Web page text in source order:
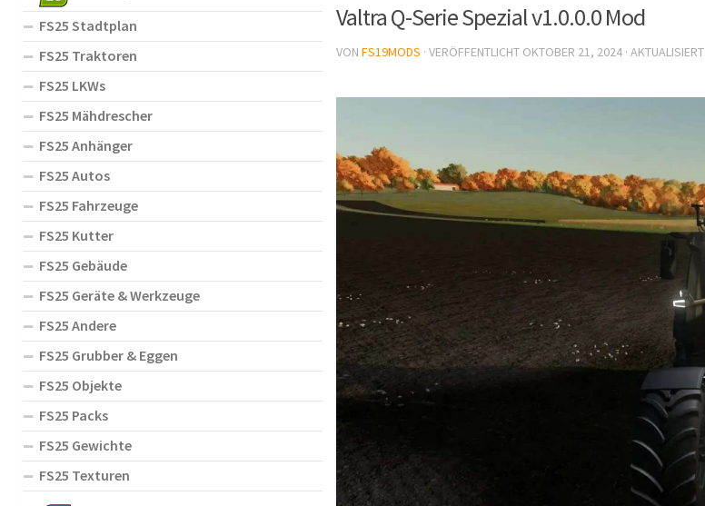
Valtra Q-Serie Spezial v1.0.0.0 Mod
VON FS19MODS · VERÖFFENTLICHT OKTOBER 21, 2024 · AKTUALISIERT
FS25 Stadtplan
FS25 Traktoren
FS25 LKWs
FS25 Mähdrescher
FS25 Anhänger
FS25 Autos
FS25 Fahrzeuge
FS25 Kutter
FS25 Gebäude
FS25 Geräte & Werkzeuge
FS25 Andere
FS25 Grubber & Eggen
FS25 Objekte
FS25 Packs
FS25 Gewichte
FS25 Texturen